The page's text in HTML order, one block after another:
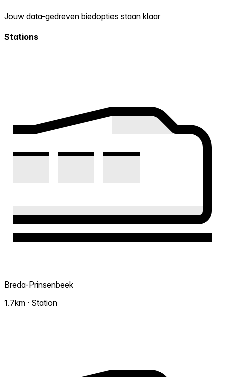
Jouw data-gedreven biedopties staan klaar
Stations
Breda-Prinsenbeek
1.7km · Station